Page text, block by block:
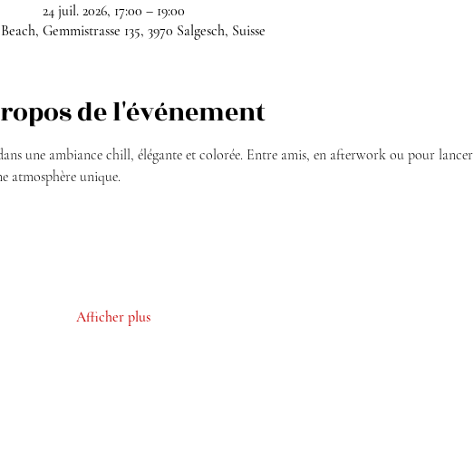
24 juil. 2026, 17:00 – 19:00
Gemmistrasse 135, 3970 Salgesch, Suisse
de l'événement
une ambiance chill, élégante et colorée. Entre amis, en afterwork ou pour lancer
atmosphère unique.
Afficher plus